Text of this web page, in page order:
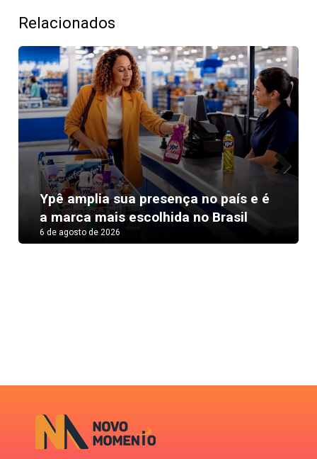
Relacionados
Ypê amplia sua presença no país e é
a marca mais escolhida no Brasil
6 de agosto de 2026
Next